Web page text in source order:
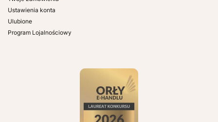
Ustawienia konta
Ulubione
Program Lojalnościowy